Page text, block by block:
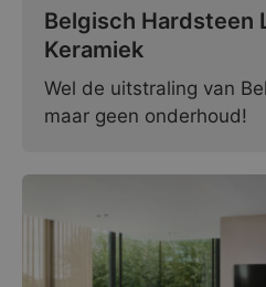
Belgisch Hardsteen
Keramiek
Wel de uitstraling van
maar geen onderhoud!